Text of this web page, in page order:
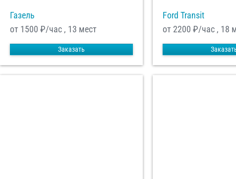
Газель
от 1500 ₽/час , 13 мест
Заказать
Ford Transit
от 2200 ₽/час , 18